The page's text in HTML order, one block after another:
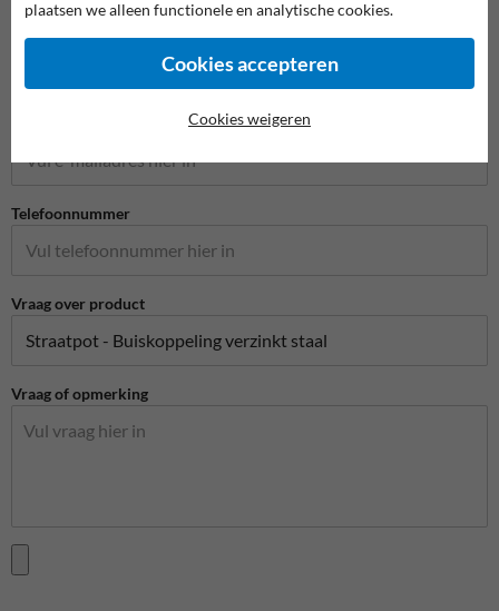
Telefoonnummer
Vraag over product
Vraag of opmerking
plaatsen we alleen functionele en analytische cookies.
Cookies accepteren
Cookies weigeren